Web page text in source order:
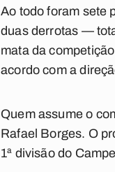
Ao todo foram sete
duas derrotas —
mata da
acordo com a
Quem assume o
Rafael Borges. O
1ª divisão do